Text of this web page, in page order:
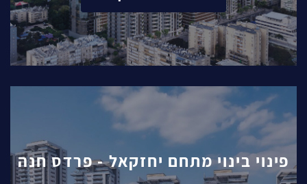
פינוי בינוי מתחם יחזקאל - פרדס חנה